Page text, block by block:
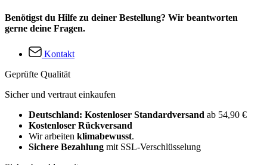
Benötigst du Hilfe zu deiner Bestellung? Wir beantworten
gerne deine Fragen.
Kontakt
Geprüfte Qualität
Sicher und vertraut einkaufen
Deutschland: Kostenloser Standardversand ab 54,90 €
Kostenloser Rückversand
Wir arbeiten klimabewusst.
Sichere Bezahlung mit SSL-Verschlüsselung